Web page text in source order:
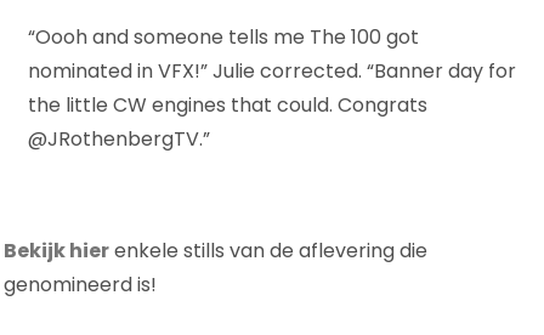
“Oooh and someone tells me The 100 got
nominated in VFX!” Julie corrected. “Banner day for
the little CW engines that could. Congrats
@JRothenbergTV.”
Bekijk hierenkele stills van de aflevering die
genomineerd is!